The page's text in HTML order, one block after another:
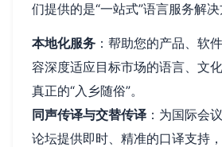
们提供的是“一站式”语言服务解决
本地化服务 ：帮助您的产品、软
容深度适应目标市场的语言、文
真正的“入乡随俗”。
同声传译与交替传译 ：为国际会
论坛提供即时、精准的口译支持